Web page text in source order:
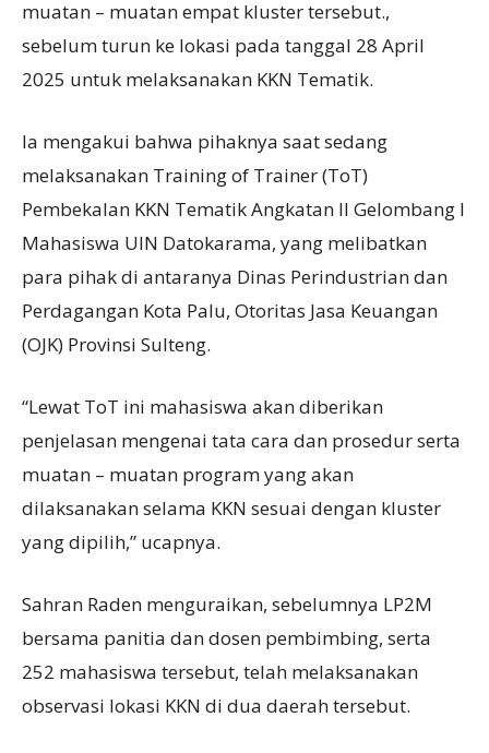
muatan – muatan empat kluster tersebut.,
sebelum turun ke lokasi pada tanggal 28 April
2025 untuk melaksanakan KKN Tematik.
Ia mengakui bahwa pihaknya saat sedang
melaksanakan Training of Trainer (ToT)
Pembekalan KKN Tematik Angkatan II Gelombang I
Mahasiswa UIN Datokarama, yang melibatkan
para pihak di antaranya Dinas Perindustrian dan
Perdagangan Kota Palu, Otoritas Jasa Keuangan
(OJK) Provinsi Sulteng.
“Lewat ToT ini mahasiswa akan diberikan
penjelasan mengenai tata cara dan prosedur serta
muatan – muatan program yang akan
dilaksanakan selama KKN sesuai dengan kluster
yang dipilih,” ucapnya.
Sahran Raden menguraikan, sebelumnya LP2M
bersama panitia dan dosen pembimbing, serta
252 mahasiswa tersebut, telah melaksanakan
observasi lokasi KKN di dua daerah tersebut.